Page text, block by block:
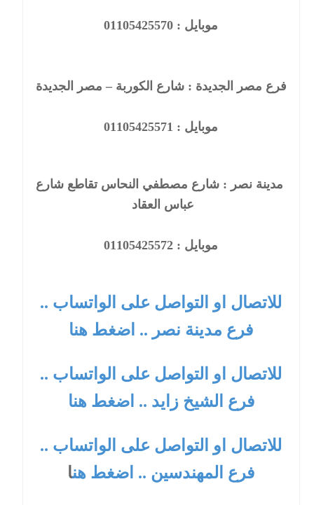
موبايل : 01105425570
فرع مصر الجديدة : شارع الكوربة – مصر الجديدة
موبايل : 01105425571
مدينة نصر : شارع مصطفي النحاس تقاطع شارع
عباس العقاد
موبايل : 01105425572
للاتصال او التواصل على الواتساب ..
فرع مدينة نصر .. اضغط هنا
للاتصال او التواصل على الواتساب ..
فرع الشيخ زايد .. اضغط هنا
للاتصال او التواصل على الواتساب ..
فرع المهندسين .. اضغط هنا